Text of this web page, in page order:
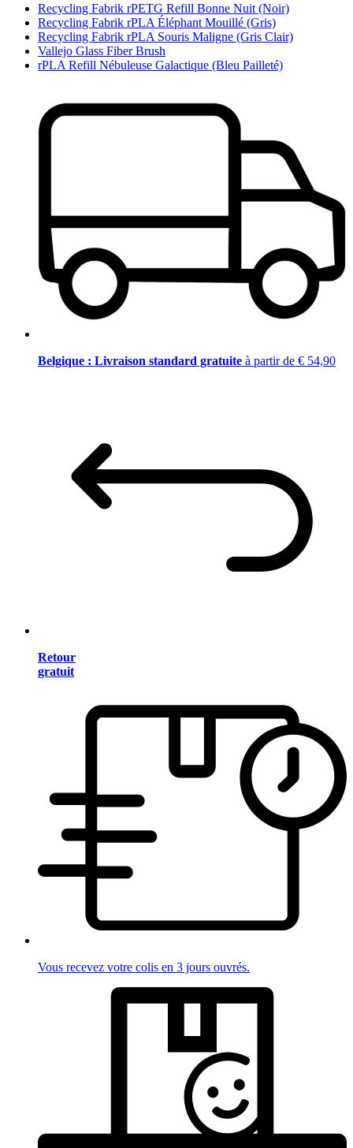
Recycling Fabrik rPETG Refill Bonne Nuit (Noir)
Recycling Fabrik rPLA Éléphant Mouillé (Gris)
Recycling Fabrik rPLA Souris Maligne (Gris Clair)
Vallejo Glass Fiber Brush
rPLA Refill Nébuleuse Galactique (Bleu Pailleté)
Belgique : Livraison standard gratuite à partir de € 54,90
Retour
gratuit
Vous recevez votre colis en 3 jours ouvrés.